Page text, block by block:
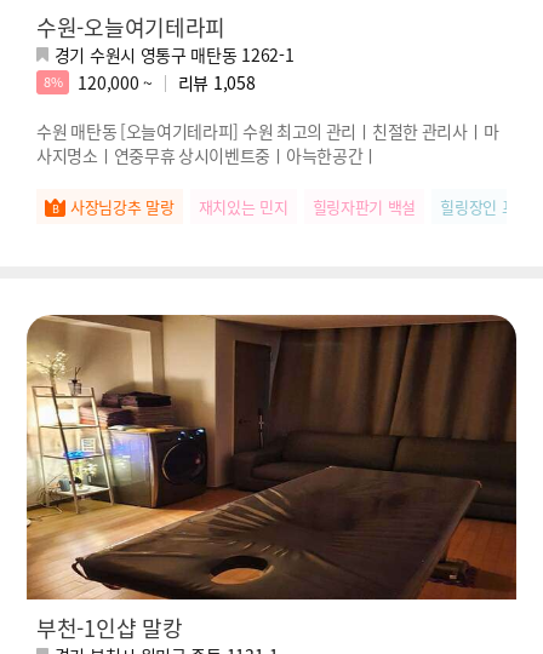
수원-오늘여기테라피
경기 수원시 영통구 매탄동 1262-1
8% 120,000 ~ 리뷰 1,058
수원 매탄동 [오늘여기테라피] 수원 최고의 관리ㅣ친절한 관리사ㅣ마
사지명소ㅣ연중무휴 상시이벤트중ㅣ아늑한공간ㅣ
사장님강추 말랑 재치있는 민지 힐링자판기 백설 힐링장인 포도
부천-1인샵 말캉